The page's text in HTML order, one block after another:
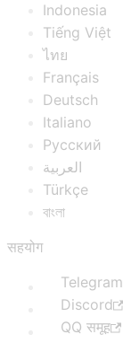
Indonesia
Tiếng Việt
ไทย
Français
Deutsch
Italiano
Русский
العربية
Türkçe
বাংলা
सहयोग
Telegram
Discord
QQ समूह